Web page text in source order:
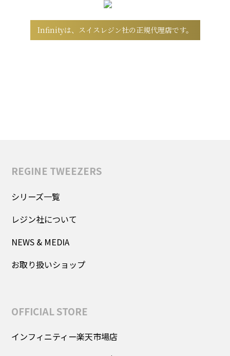
Infinityは、スイスレジン社の正規代理店です。
REGINE TWEEZERS
シリーズ一覧
レジン社について
NEWS & MEDIA
お取り扱いショップ
OFFICIAL STORE
インフィニティー楽天市場店